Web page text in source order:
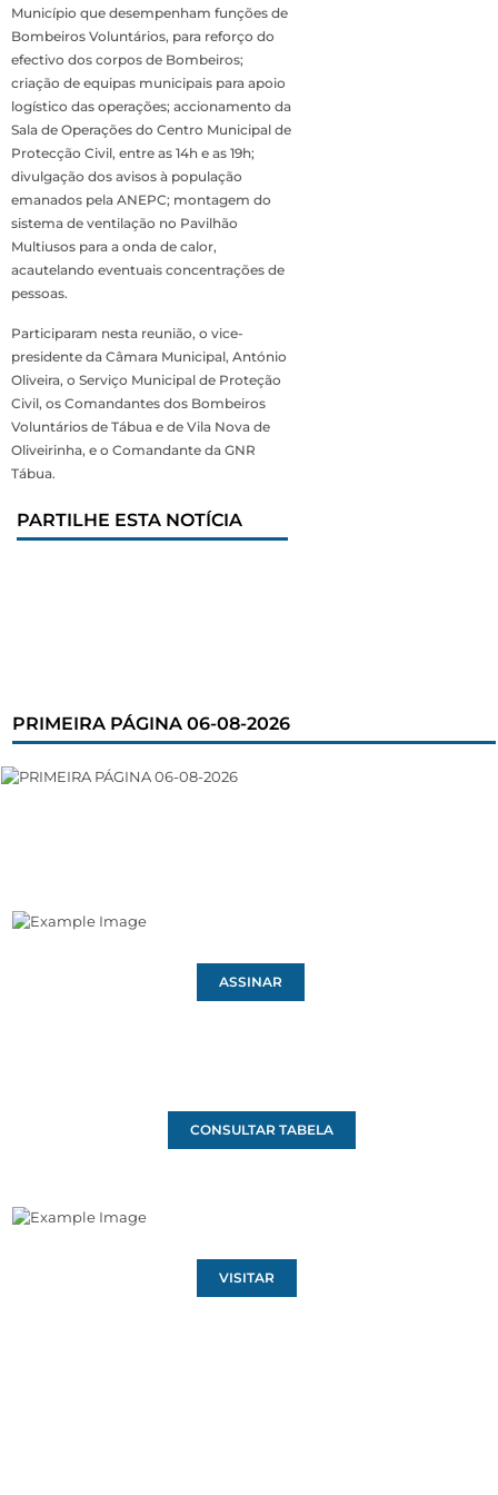
Município que desempenham funções de
Bombeiros Voluntários, para reforço do
efectivo dos corpos de Bombeiros;
criação de equipas municipais para apoio
logístico das operações; accionamento da
Sala de Operações do Centro Municipal de
Protecção Civil, entre as 14h e as 19h;
divulgação dos avisos à população
emanados pela ANEPC; montagem do
sistema de ventilação no Pavilhão
Multiusos para a onda de calor,
acautelando eventuais concentrações de
pessoas.
Participaram nesta reunião, o vice-
presidente da Câmara Municipal, António
Oliveira, o Serviço Municipal de Proteção
Civil, os Comandantes dos Bombeiros
Voluntários de Tábua e de Vila Nova de
Oliveirinha, e o Comandante da GNR
Tábua.
PARTILHE ESTA NOTÍCIA
PRIMEIRA PÁGINA 06-08-2026
ASSINAR
CONSULTAR TABELA
VISITAR